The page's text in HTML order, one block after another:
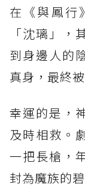
在《與鳳行
「沈璃」，
到身邊人的
真身，最終
幸運的是，
及時相救。
一把長槍，
封為魔族的